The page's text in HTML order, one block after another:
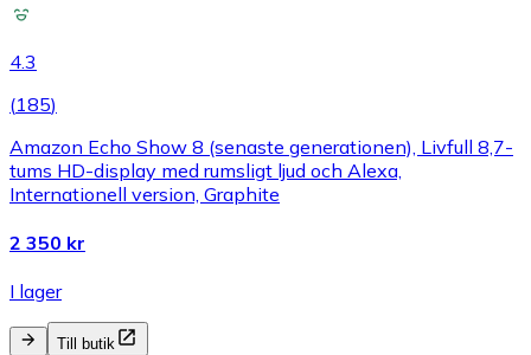
4.3
(185)
Amazon Echo Show 8 (senaste generationen), Livfull 8,7-
tums HD-display med rumsligt ljud och Alexa,
Internationell version, Graphite
2 350 kr
I lager
Till butik